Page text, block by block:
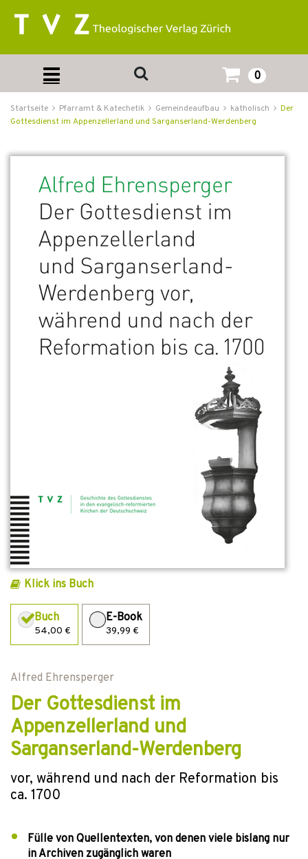
0
Startseite Pfarramt & Katechetik Gemeindeaufbau katholisch
Der
Gottesdienst im Appenzellerland und Sarganserland-Werdenberg
Klick ins Buch
Buch
54,00 €
E-Book
39,99 €
Alfred Ehrensperger
Der Gottesdienst im
Appenzellerland und
Sarganserland-Werdenberg
vor, während und nach der Reformation bis
ca. 1700
Fülle von Quellentexten, von denen viele bislang nur
in Archiven zugänglich waren